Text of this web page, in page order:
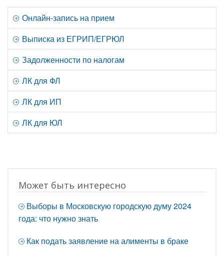
Онлайн-запись на прием
Выписка из ЕГРИП/ЕГРЮЛ
Задолженности по налогам
ЛК для ФЛ
ЛК для ИП
ЛК для ЮЛ
Может быть интересно
Выборы в Московскую городскую думу 2024
года: что нужно знать
Как подать заявление на алименты в браке